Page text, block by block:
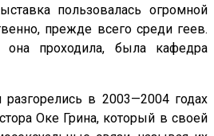
пользовалась огромной
прежде всего среди геев.
проходила, была кафедра
разгорелись в 2003—2004 годах
Оке Грина, который в своей